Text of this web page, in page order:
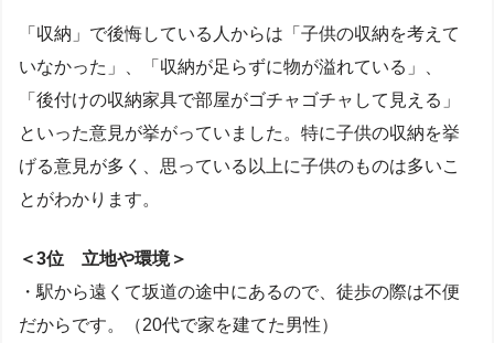
「収納」で後悔している人からは「子供の収納を考えて
いなかった」、「収納が足らずに物が溢れている」、
「後付けの収納家具で部屋がゴチャゴチャして見える」
といった意見が挙がっていました。特に子供の収納を挙
げる意見が多く、思っている以上に子供のものは多いこ
とがわかります。
＜3位 立地や環境＞
・駅から遠くて坂道の途中にあるので、徒歩の際は不便
だからです。（20代で家を建てた男性）